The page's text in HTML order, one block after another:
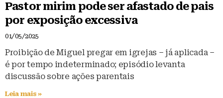
Pastor mirim pode ser afastado de pais
por exposição excessiva
01/05/2025
Proibição de Miguel pregar em igrejas – já aplicada –
é por tempo indeterminado; episódio levanta
discussão sobre ações parentais
Leia mais »